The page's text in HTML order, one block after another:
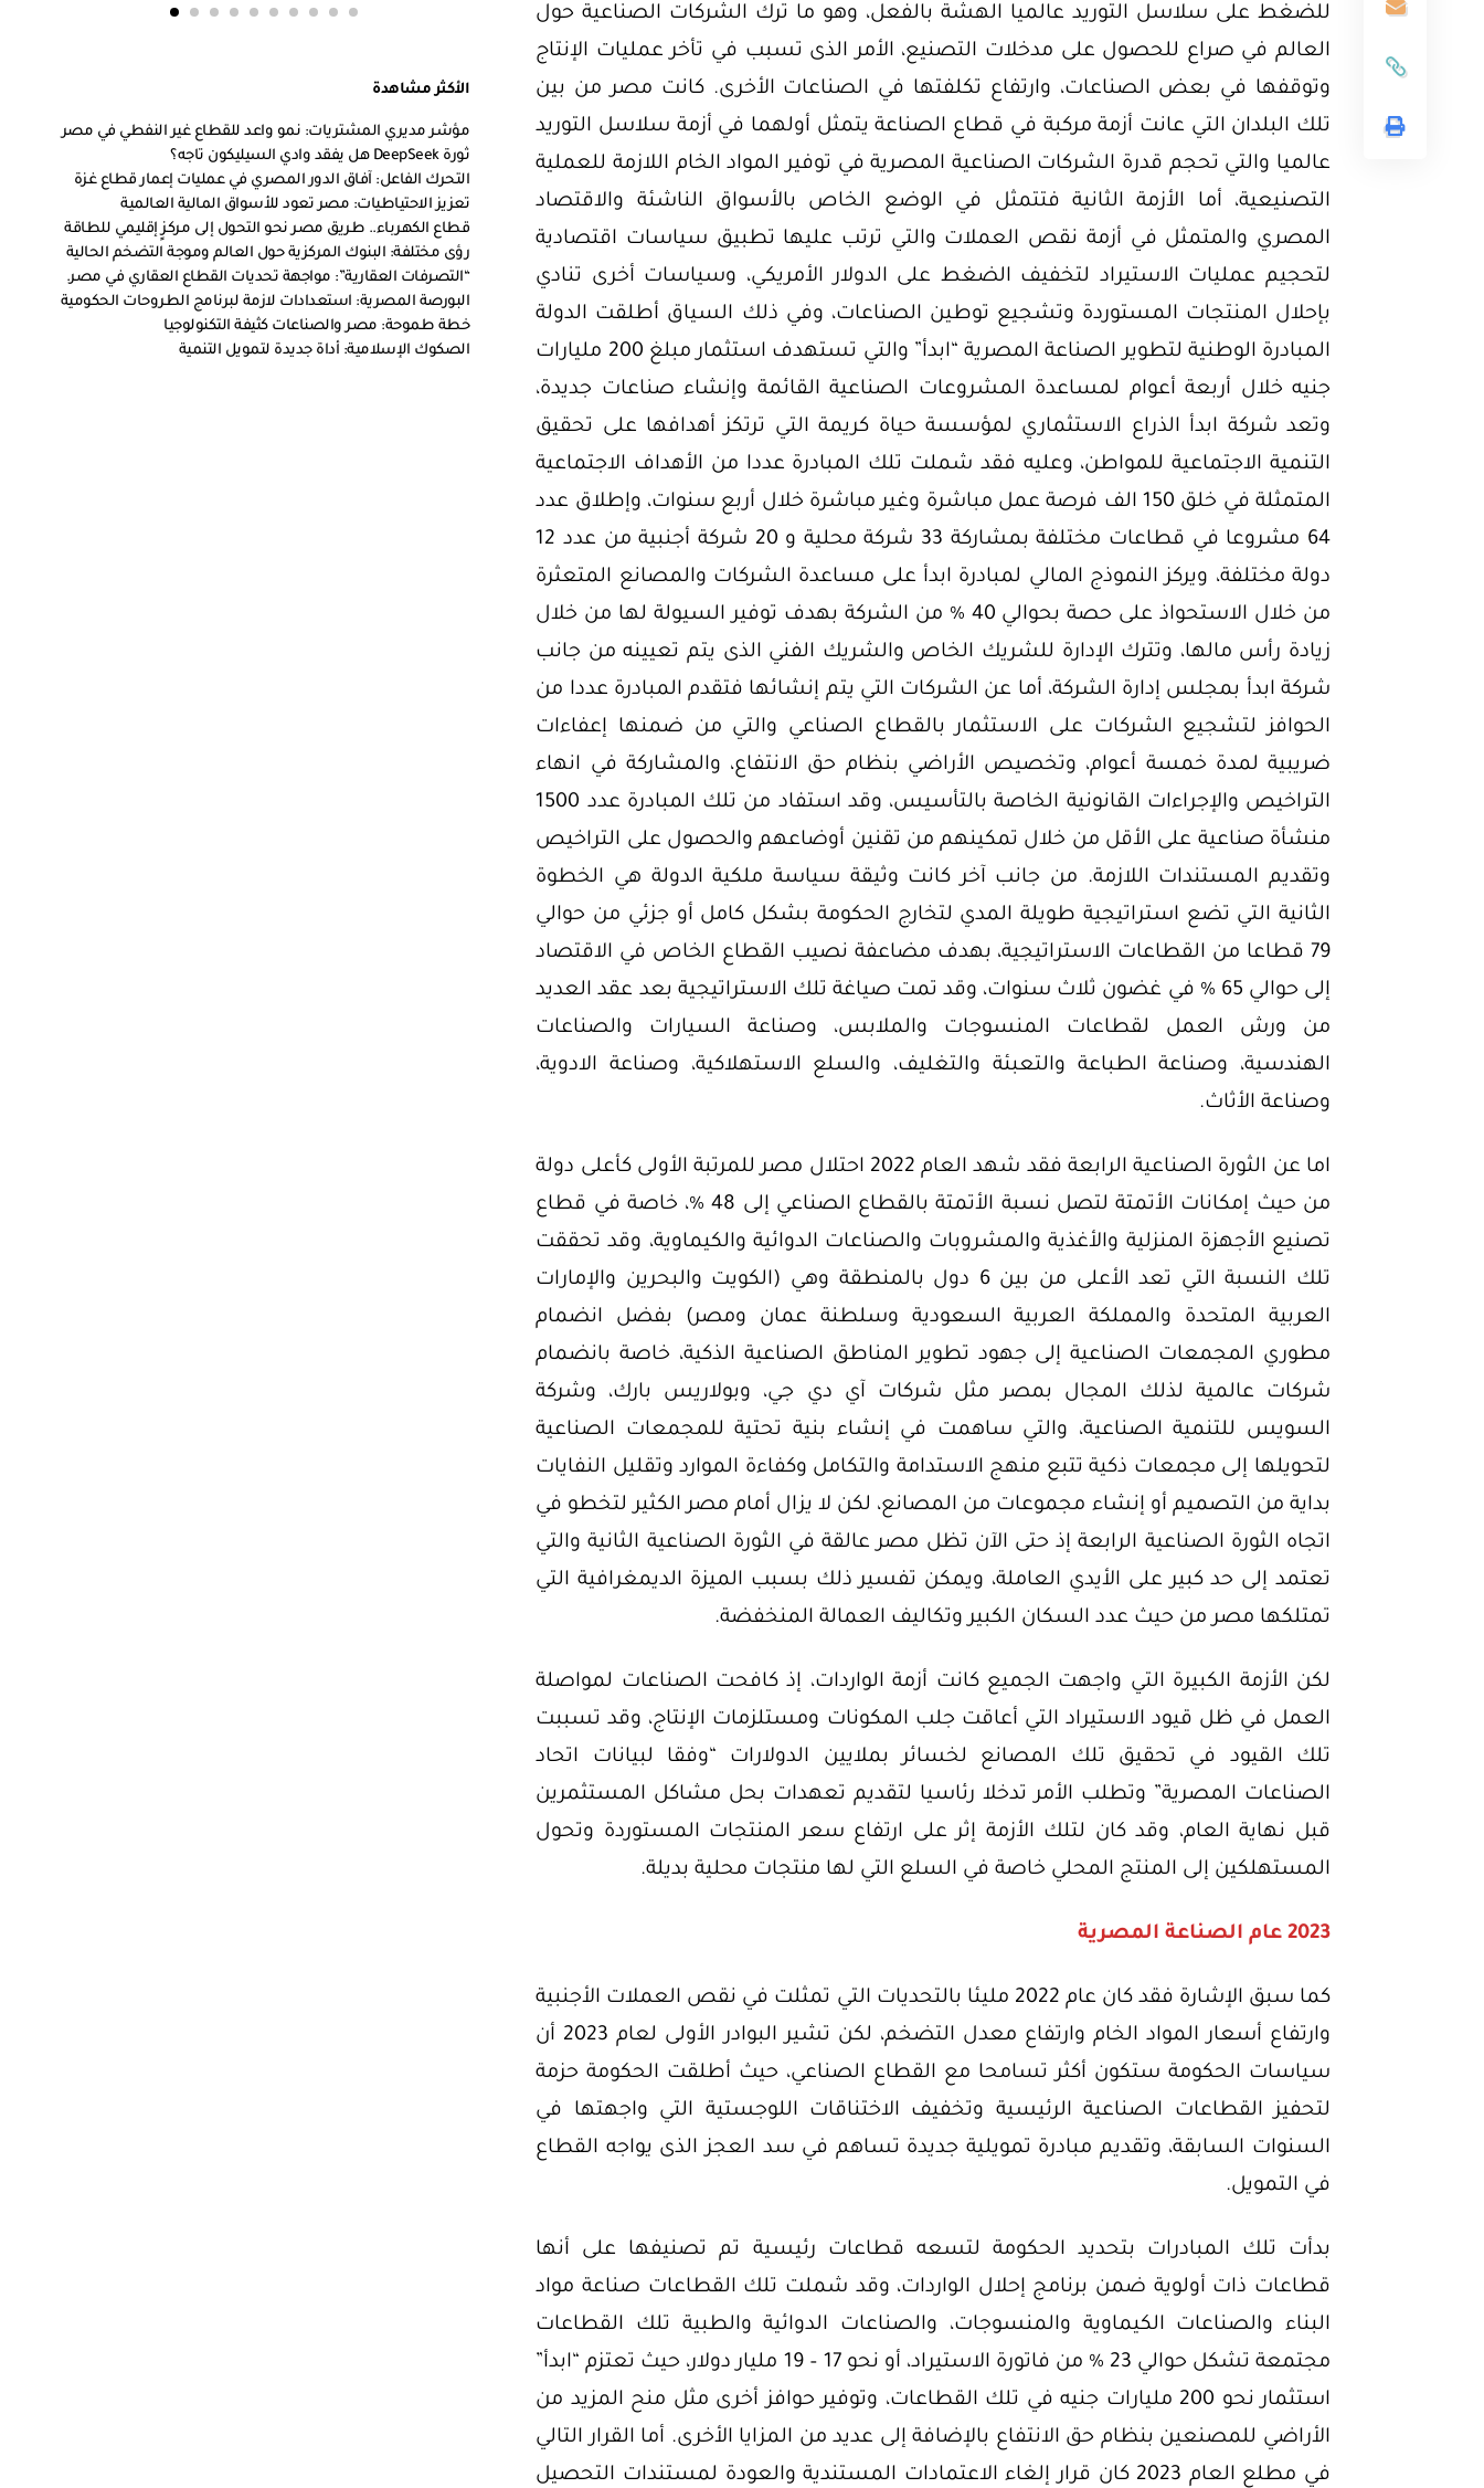
للضغط على سلاسل التوريد عالميا الهشة بالفعل، وهو ما ترك الشركات الصناعية حول
العالم في صراع للحصول على مدخلات التصنيع، الأمر الذى تسبب في تأخر عمليات الإنتاج
وتوقفها في بعض الصناعات، وارتفاع تكلفتها في الصناعات الأخرى. كانت مصر من بين
تلك البلدان التي عانت أزمة مركبة في قطاع الصناعة يتمثل أولهما في أزمة سلاسل التوريد
عالميا والتي تحجم قدرة الشركات الصناعية المصرية في توفير المواد الخام اللازمة للعملية
التصنيعية، أما الأزمة الثانية فتتمثل في الوضع الخاص بالأسواق الناشئة والاقتصاد
المصري والمتمثل في أزمة نقص العملات والتي ترتب عليها تطبيق سياسات اقتصادية
لتحجيم عمليات الاستيراد لتخفيف الضغط على الدولار الأمريكي، وسياسات أخرى تنادي
بإحلال المنتجات المستوردة وتشجيع توطين الصناعات، وفي ذلك السياق أطلقت الدولة
المبادرة الوطنية لتطوير الصناعة المصرية “ابدأ” والتي تستهدف استثمار مبلغ 200 مليارات
جنيه خلال أربعة أعوام لمساعدة المشروعات الصناعية القائمة وإنشاء صناعات جديدة،
وتعد شركة ابدأ الذراع الاستثماري لمؤسسة حياة كريمة التي ترتكز أهدافها على تحقيق
التنمية الاجتماعية للمواطن، وعليه فقد شملت تلك المبادرة عددا من الأهداف الاجتماعية
المتمثلة في خلق 150 الف فرصة عمل مباشرة وغير مباشرة خلال أربع سنوات، وإطلاق عدد
64 مشروعا في قطاعات مختلفة بمشاركة 33 شركة محلية و 20 شركة أجنبية من عدد 12
دولة مختلفة، ويركز النموذج المالي لمبادرة ابدأ على مساعدة الشركات والمصانع المتعثرة
من خلال الاستحواذ على حصة بحوالي 40 % من الشركة بهدف توفير السيولة لها من خلال
زيادة رأس مالها، وتترك الإدارة للشريك الخاص والشريك الفني الذى يتم تعيينه من جانب
شركة ابدأ بمجلس إدارة الشركة، أما عن الشركات التي يتم إنشائها فتقدم المبادرة عددا من
الحوافز لتشجيع الشركات على الاستثمار بالقطاع الصناعي والتي من ضمنها إعفاءات
ضريبية لمدة خمسة أعوام، وتخصيص الأراضي بنظام حق الانتفاع، والمشاركة في انهاء
التراخيص والإجراءات القانونية الخاصة بالتأسيس، وقد استفاد من تلك المبادرة عدد 1500
منشأة صناعية على الأقل من خلال تمكينهم من تقنين أوضاعهم والحصول على التراخيص
وتقديم المستندات اللازمة. من جانب آخر كانت وثيقة سياسة ملكية الدولة هي الخطوة
الثانية التي تضع استراتيجية طويلة المدي لتخارج الحكومة بشكل كامل أو جزئي من حوالي
79 قطاعا من القطاعات الاستراتيجية، بهدف مضاعفة نصيب القطاع الخاص في الاقتصاد
إلى حوالي 65 % في غضون ثلاث سنوات، وقد تمت صياغة تلك الاستراتيجية بعد عقد العديد
من ورش العمل لقطاعات المنسوجات والملابس، وصناعة السيارات والصناعات
الهندسية، وصناعة الطباعة والتعبئة والتغليف، والسلع الاستهلاكية، وصناعة الادوية،
وصناعة الأثاث.
اما عن الثورة الصناعية الرابعة فقد شهد العام 2022 احتلال مصر للمرتبة الأولى كأعلى دولة
من حيث إمكانات الأتمتة لتصل نسبة الأتمتة بالقطاع الصناعي إلى 48 %، خاصة في قطاع
تصنيع الأجهزة المنزلية والأغذية والمشروبات والصناعات الدوائية والكيماوية، وقد تحققت
تلك النسبة التي تعد الأعلى من بين 6 دول بالمنطقة وهي (الكويت والبحرين والإمارات
العربية المتحدة والمملكة العربية السعودية وسلطنة عمان ومصر) بفضل انضمام
مطوري المجمعات الصناعية إلى جهود تطوير المناطق الصناعية الذكية، خاصة بانضمام
شركات عالمية لذلك المجال بمصر مثل شركات آي دي جي، وبولاريس بارك، وشركة
السويس للتنمية الصناعية، والتي ساهمت في إنشاء بنية تحتية للمجمعات الصناعية
لتحويلها إلى مجمعات ذكية تتبع منهج الاستدامة والتكامل وكفاءة الموارد وتقليل النفايات
بداية من التصميم أو إنشاء مجموعات من المصانع، لكن لا يزال أمام مصر الكثير لتخطو في
اتجاه الثورة الصناعية الرابعة إذ حتى الآن تظل مصر عالقة في الثورة الصناعية الثانية والتي
تعتمد إلى حد كبير على الأيدي العاملة، ويمكن تفسير ذلك بسبب الميزة الديمغرافية التي
تمتلكها مصر من حيث عدد السكان الكبير وتكاليف العمالة المنخفضة.
لكن الأزمة الكبيرة التي واجهت الجميع كانت أزمة الواردات، إذ كافحت الصناعات لمواصلة
العمل في ظل قيود الاستيراد التي أعاقت جلب المكونات ومستلزمات الإنتاج، وقد تسببت
تلك القيود في تحقيق تلك المصانع لخسائر بملايين الدولارات “وفقا لبيانات اتحاد
الصناعات المصرية” وتطلب الأمر تدخلا رئاسيا لتقديم تعهدات بحل مشاكل المستثمرين
قبل نهاية العام، وقد كان لتلك الأزمة إثر على ارتفاع سعر المنتجات المستوردة وتحول
المستهلكين إلى المنتج المحلي خاصة في السلع التي لها منتجات محلية بديلة.
2023 عام الصناعة المصرية
كما سبق الإشارة فقد كان عام 2022 مليئا بالتحديات التي تمثلت في نقص العملات الأجنبية
وارتفاع أسعار المواد الخام وارتفاع معدل التضخم، لكن تشير البوادر الأولى لعام 2023 أن
سياسات الحكومة ستكون أكثر تسامحا مع القطاع الصناعي، حيث أطلقت الحكومة حزمة
لتحفيز القطاعات الصناعية الرئيسية وتخفيف الاختناقات اللوجستية التي واجهتها في
السنوات السابقة، وتقديم مبادرة تمويلية جديدة تساهم في سد العجز الذى يواجه القطاع
في التمويل.
بدأت تلك المبادرات بتحديد الحكومة لتسعه قطاعات رئيسية تم تصنيفها على أنها
قطاعات ذات أولوية ضمن برنامج إحلال الواردات، وقد شملت تلك القطاعات صناعة مواد
البناء والصناعات الكيماوية والمنسوجات، والصناعات الدوائية والطبية تلك القطاعات
مجتمعة تشكل حوالي 23 % من فاتورة الاستيراد، أو نحو 17 – 19 مليار دولار، حيث تعتزم “ابدأ”
استثمار نحو 200 مليارات جنيه في تلك القطاعات، وتوفير حوافز أخرى مثل منح المزيد من
الأراضي للمصنعين بنظام حق الانتفاع بالإضافة إلى عديد من المزايا الأخرى. أما القرار التالي
في مطلع العام 2023 كان قرار إلغاء الاعتمادات المستندية والعودة لمستندات التحصيل
الأكثر مشاهدة
مؤشر مديري المشتريات: نمو واعد للقطاع غير النفطي في مصر
ثورة DeepSeek هل يفقد وادي السيليكون تاجه؟
التحرك الفاعل: آفاق الدور المصري في عمليات إعمار قطاع غزة
تعزيز الاحتياطيات: مصر تعود للأسواق المالية العالمية
قطاع الكهرباء.. طريق مصر نحو التحول إلى مركزٍ إقليمي للطاقة
رؤى مختلفة: البنوك المركزية حول العالم وموجة التضخم الحالية
“التصرفات العقارية”: مواجهة تحديات القطاع العقاري في مصر.
البورصة المصرية: استعدادات لازمة لبرنامج الطروحات الحكومية
خطة طموحة: مصر والصناعات كثيفة التكنولوجيا
الصكوك الإسلامية: أداة جديدة لتمويل التنمية